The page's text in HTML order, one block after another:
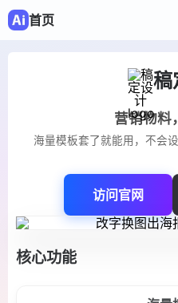
首页
稿
营销物料
海量模板套了就能用，不会
访问官网
核心功能